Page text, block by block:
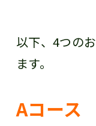
以下、4つの
ます。
Aコース